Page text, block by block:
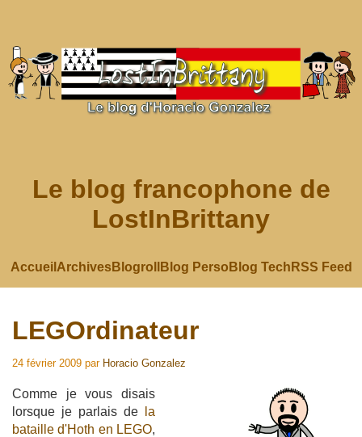
Le blog francophone de
LostInBrittany
Accueil ArchivesBlogroll Blog Perso Blog Tech RSS Feed
LEGOrdinateur
24 février 2009 par Horacio Gonzalez
Comme je vous disais
lorsque je parlais de
la
bataille d'Hoth en LEGO,